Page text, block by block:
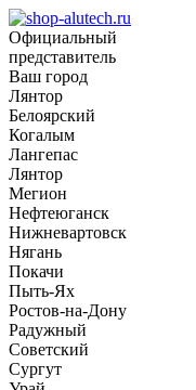
Официальный
представитель
Ваш город
Лянтор
Белоярский
Когалым
Лангепас
Лянтор
Мегион
Нефтеюганск
Нижневартовск
Нягань
Покачи
Пыть-Ях
Рoстов-на-Дону
Радужный
Советский
Сургут